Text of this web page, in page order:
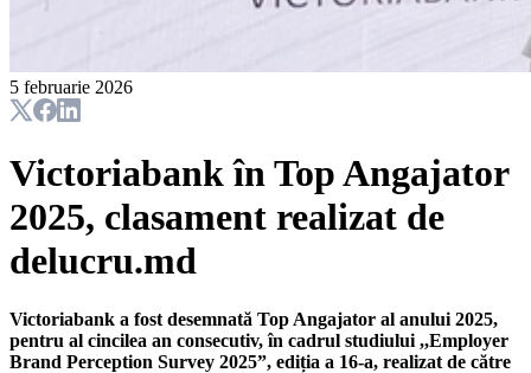
5 februarie 2026
Victoriabank în Top Angajator
2025, clasament realizat de
delucru.md
Victoriabank a fost desemnată Top Angajator al anului 2025,
pentru al cincilea an consecutiv, în cadrul studiului ,,Employer
Brand Perception Survey 2025”, ediția a 16-a, realizat de către